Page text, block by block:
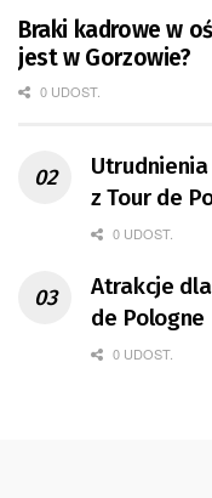
Braki kadrowe w
jest w Gorzowie?
0 UDOST.
z Tour de
0 UDOST.
Atrakcje
de Pologne
0 UDOST.